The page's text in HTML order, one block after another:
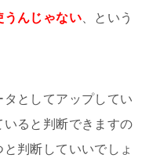
うんじゃない 、という
としてアップしてい
ると判断できますの
判断していいでしょ